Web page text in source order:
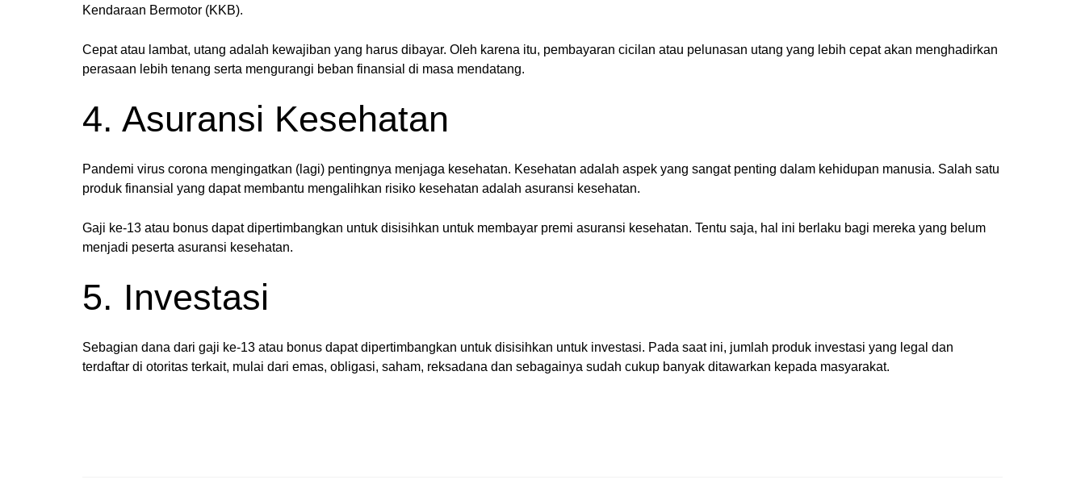
Kendaraan Bermotor (KKB).
Cepat atau lambat, utang adalah kewajiban yang harus dibayar. Oleh karena itu, pembayaran cicilan atau pelunasan utang yang lebih cepat akan menghadirkan
perasaan lebih tenang serta mengurangi beban finansial di masa mendatang.
4. Asuransi Kesehatan
Pandemi virus corona mengingatkan (lagi) pentingnya menjaga kesehatan. Kesehatan adalah aspek yang sangat penting dalam kehidupan manusia. Salah satu
produk finansial yang dapat membantu mengalihkan risiko kesehatan adalah asuransi kesehatan.
Gaji ke-13 atau bonus dapat dipertimbangkan untuk disisihkan untuk membayar premi asuransi kesehatan. Tentu saja, hal ini berlaku bagi mereka yang belum
menjadi peserta asuransi kesehatan.
5. Investasi
Sebagian dana dari gaji ke-13 atau bonus dapat dipertimbangkan untuk disisihkan untuk investasi. Pada saat ini, jumlah produk investasi yang legal dan
terdaftar di otoritas terkait, mulai dari emas, obligasi, saham, reksadana dan sebagainya sudah cukup banyak ditawarkan kepada masyarakat.